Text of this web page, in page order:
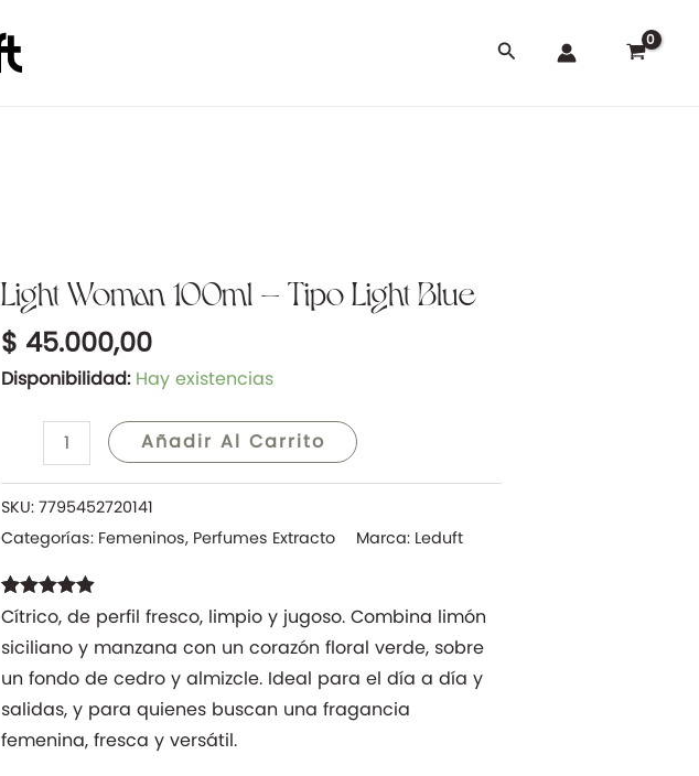
Buscar
Light Woman 100ml – Tipo Light Blue
$ 45.000,00
Disponibilidad: Hay existencias
Light
Woman
100ml
-
cantidad
Añadir Al Carrito
SKU:7795452720141
Categorías: Femeninos, Perfumes Extracto Marca: Leduft
Valorado
con 4.82 de
5 en base a
51
valoraciones
de clientes
Cítrico, de perfil fresco, limpio y jugoso. Combina limón
siciliano y manzana con un corazón floral verde, sobre
un fondo de cedro y almizcle. Ideal para el día a día y
salidas, y para quienes buscan una fragancia
femenina, fresca y versátil.